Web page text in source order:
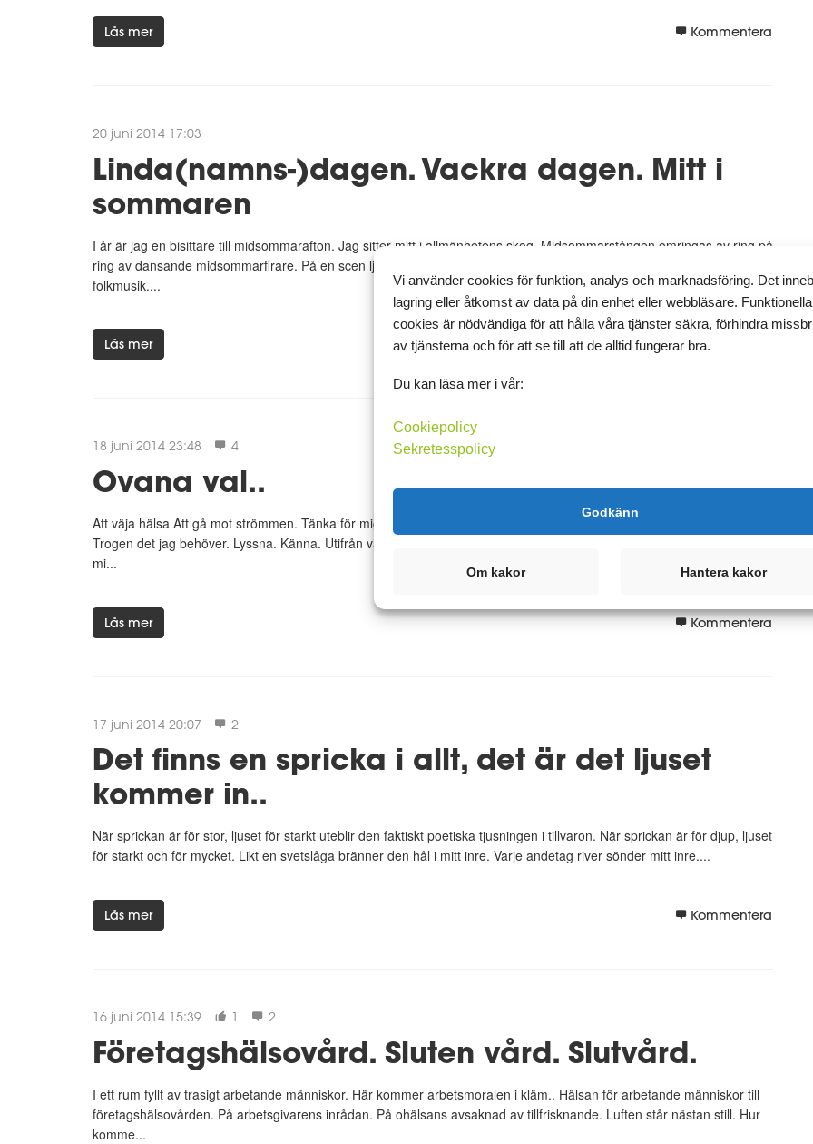
Läs mer Kommentera
20 juni 2014 17:03
Linda(namns-)dagen. Vackra dagen. Mitt i
sommaren
I år är jag en bisittare till midsommarafton. Jag sitter mitt i allmänhetens skog. Midsommarstången omringas av ring på
ring av dansande midsommarfirare. På en scen ljuder sleva stämmor i otakt och iklädd folkdräkt och ackompanjerat av
folkmusik....
Läs mer Kommentera
18 juni 2014 23:48 4
Ovana val..
Att väja hälsa Att gå mot strömmen. Tänka för mig. Bortom traditioner. Vana otrogen. Börja vara mig själv till tröst.
Trogen det jag behöver. Lyssna. Känna. Utifrån vad som genererar mest för mig. Bäst i längden. Försaka vilja. Vänja
mi...
Läs mer Kommentera
17 juni 2014 20:07 2
Det finns en spricka i allt, det är det ljuset
kommer in..
När sprickan är för stor, ljuset för starkt uteblir den faktiskt poetiska tjusningen i tillvaron. När sprickan är för djup, ljuset
för starkt och för mycket. Likt en svetslåga bränner den hål i mitt inre. Varje andetag river sönder mitt inre....
Läs mer Kommentera
16 juni 2014 15:39 1 2
Företagshälsovård. Sluten vård. Slutvård.
I ett rum fyllt av trasigt arbetande människor. Här kommer arbetsmoralen i kläm.. Hälsan för arbetande människor till
företagshälsovården. På arbetsgivarens inrådan. På ohälsans avsaknad av tillfrisknande. Luften står nästan still. Hur
komme...
Vi använder cookies för funktion, analys och marknadsföring. Det
lagring eller åtkomst av data på din enhet eller webbläsare. Funktionella
cookies är nödvändiga för att hålla våra tjänster säkra, förhindra
av tjänsterna och för att se till att de alltid fungerar bra.
Du kan läsa mer i vår:
Cookiepolicy
Sekretesspolicy
Godkänn
Om kakor Hantera kakor